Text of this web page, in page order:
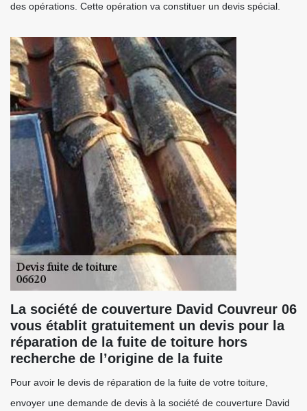
des opérations. Cette opération va constituer un devis spécial.
La société de couverture David Couvreur 06
vous établit gratuitement un devis pour la
réparation de la fuite de toiture hors
recherche de l’origine de la fuite
Pour avoir le devis de réparation de la fuite de votre toiture,
envoyer une demande de devis à la société de couverture David